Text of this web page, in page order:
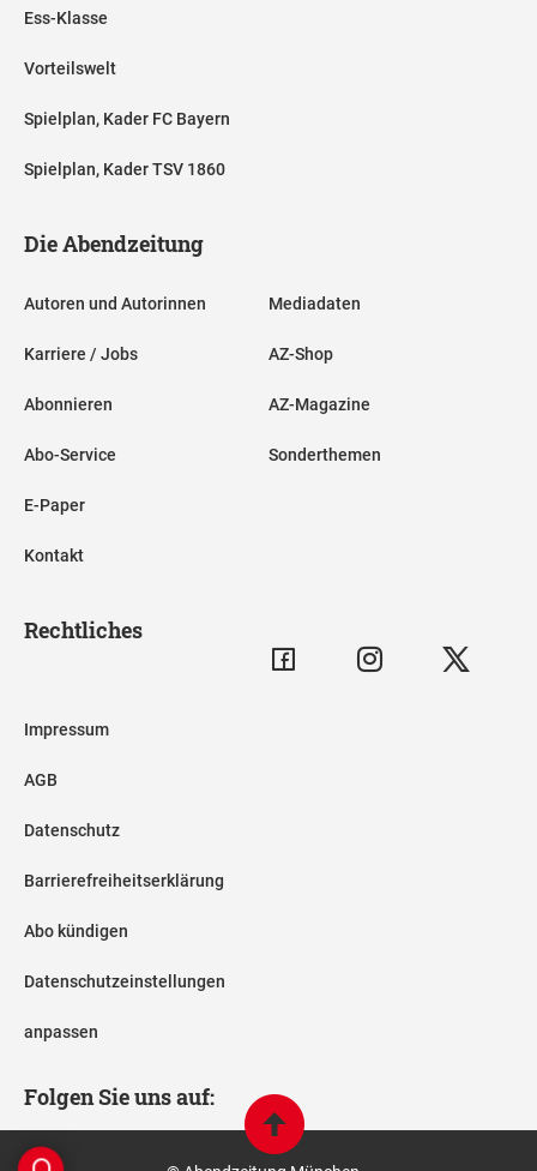
Ess-Klasse
Vorteilswelt
Spielplan, Kader FC Bayern
Spielplan, Kader TSV 1860
Die Abendzeitung
Autoren und Autorinnen
Karriere / Jobs
Abonnieren
Abo-Service
E-Paper
Kontakt
Mediadaten
AZ-Shop
AZ-Magazine
Sonderthemen
Rechtliches
Impressum
AGB
Datenschutz
Barrierefreiheitserklärung
Abo kündigen
Datenschutzeinstellungen
anpassen
Folgen Sie uns auf: